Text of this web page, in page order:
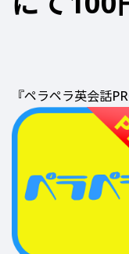
『ペラペラ英会話